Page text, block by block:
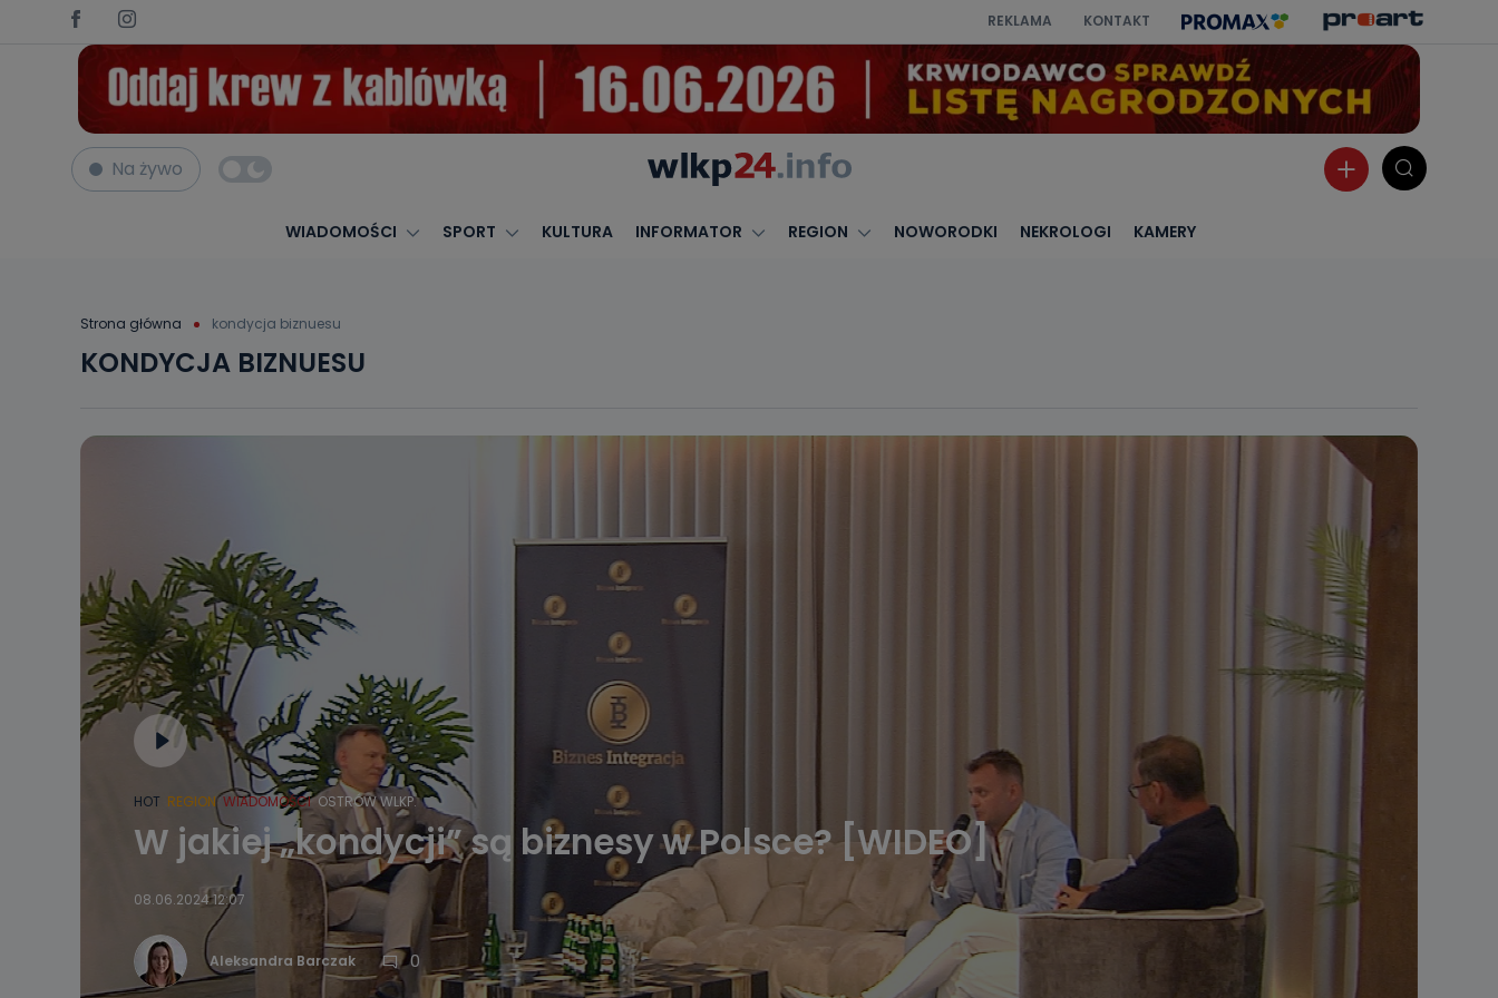
REKLAMA KONTAKT
Na żywo
WIADOMOŚCI SPORT KULTURA INFORMATOR REGION NOWORODKI NEKROLOGI KAMERY
Strona główna kondycja biznuesu
KONDYCJA BIZNUESU
HOT REGION WIADOMOŚCI OSTRÓW WLKP.
W jakiej „kondycji” są biznesy w Polsce? [WIDEO]
08.06.2024 12:07
Aleksandra Barczak 0